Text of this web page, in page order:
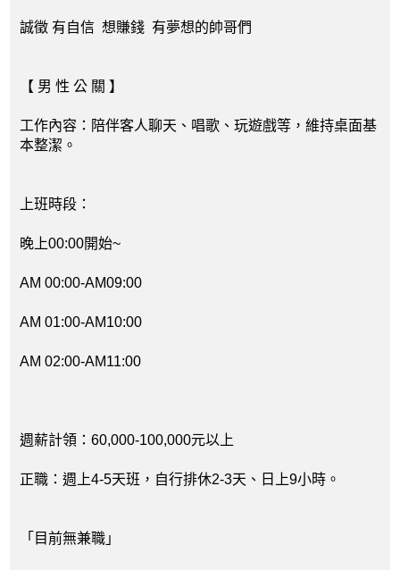
誠徵 有自信 想賺錢 有夢想的帥哥們
【 男 性 公 關 】
工作內容：陪伴客人聊天、唱歌、玩遊戲等，維持桌面基
本整潔。
上班時段：
晚上00:00開始~
AM 00:00-AM09:00
AM 01:00-AM10:00
AM 02:00-AM11:00
週薪計領：60,000-100,000元以上
正職：週上4-5天班，自行排休2-3天、日上9小時。
「目前無兼職」